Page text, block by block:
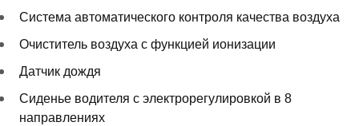
Система автоматического контроля качества воздуха
Очиститель воздуха с функцией ионизации
Датчик дождя
Сиденье водителя с электрорегулировкой в 8
направлениях